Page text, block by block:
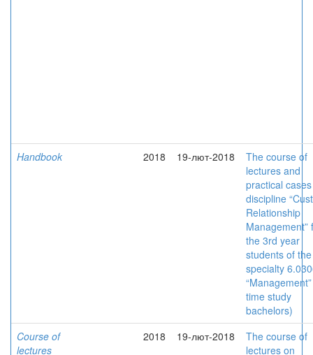
Handbook 2018 19-лют-2018
The course of
lectures and
practical
discipline
Relationship
Management”
the 3rd year
students of the
specialty
time study
bachelors)
Course of
lectures
2018 19-лют-2018
The course of
lectures on